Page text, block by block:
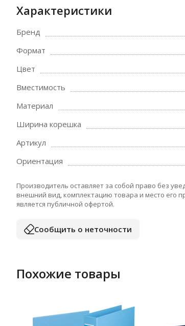
Характеристики
Бренд
Формат
Цвет
Вместимость
Материал
Ширина корешка
Артикул
Ориентация
Производитель оставляет за собой право без
внешний вид, комплектацию товара и место его
является публичной офертой.
Сообщить о неточности
Похожие товары